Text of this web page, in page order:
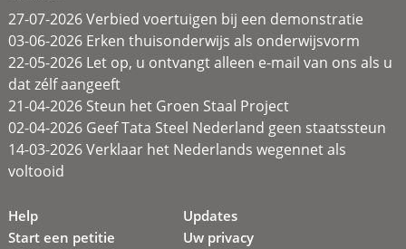
27-07-2026 Verbied voertuigen bij een demonstratie
03-06-2026 Erken thuisonderwijs als onderwijsvorm
22-05-2026 Let op, u ontvangt alleen e-mail van ons als u
dat zélf aangeeft
21-04-2026 Steun het Groen Staal Project
02-04-2026 Geef Tata Steel Nederland geen staatssteun
14-03-2026 Verklaar het Nederlands wegennet als
voltooid
Help
Start een petitie
Updates
Uw privacy